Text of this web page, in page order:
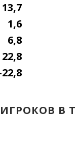
13,7
1,6
6,8
22,8
22,8
В